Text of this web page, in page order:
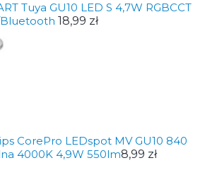
Tuya GU10 LED S 4,7W RGBCCT
18,99 zł
CorePro LEDspot MV GU10 840
4000K 4,9W 550lm8,99 zł